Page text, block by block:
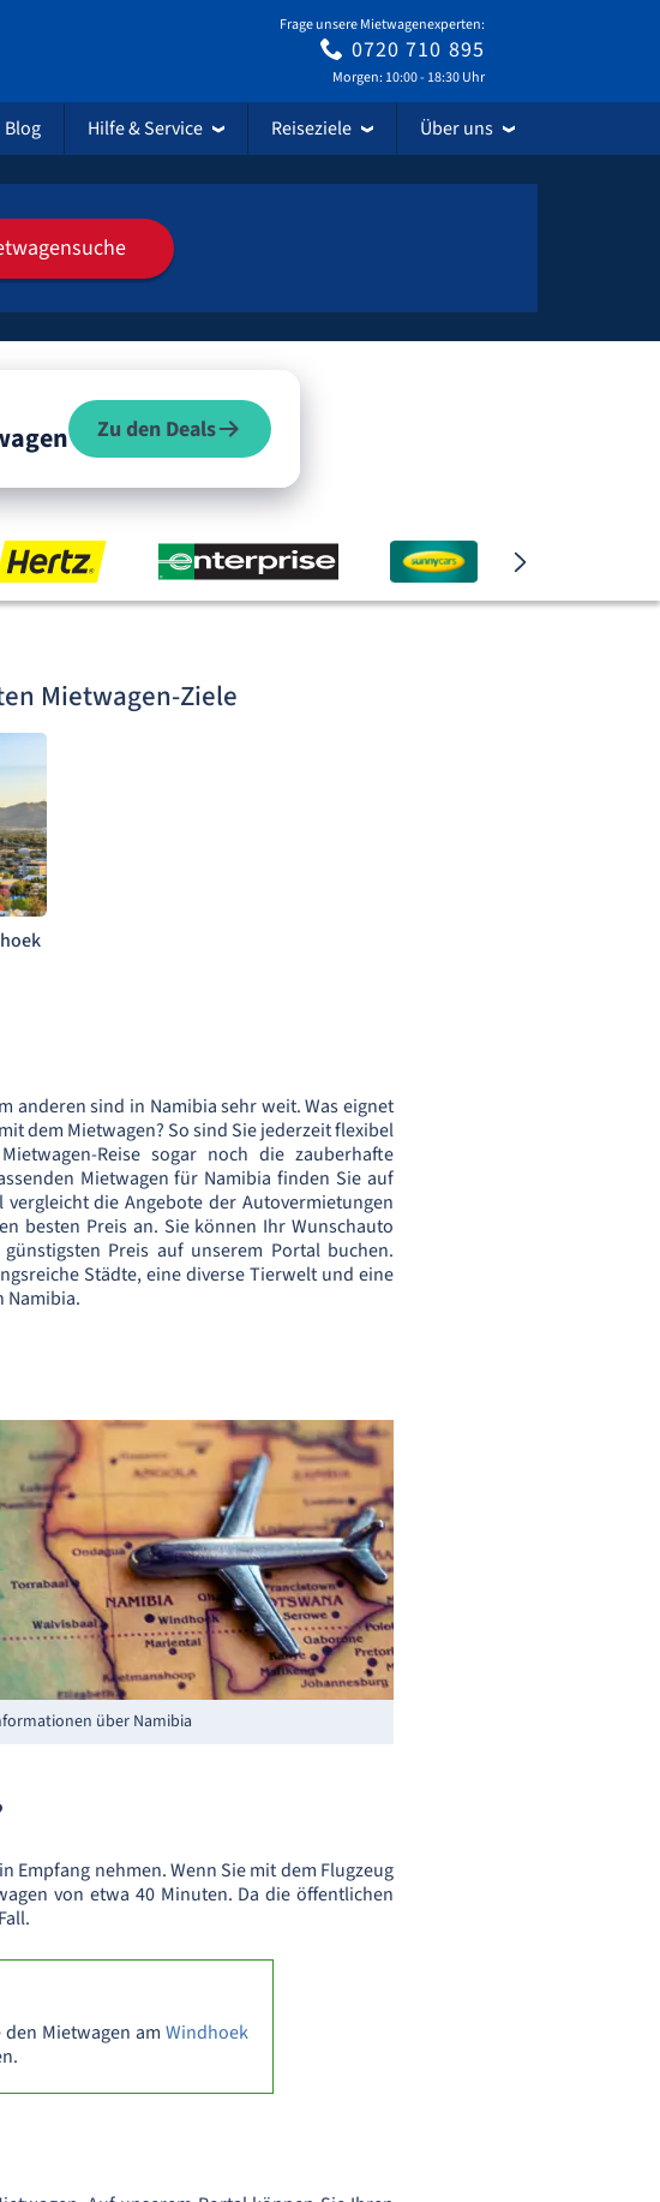
Frage unsere Mietwagenexperten:
0720 710 895
Morgen: 10:00 - 18:30 Uhr
Blog Hilfe & Service Reiseziele Über uns
Zu den Deals
Mietwagen-Ziele
anderen sind in Namibia sehr weit. Was eignet
dem Mietwagen? So sind Sie jederzeit flexibel
Reise sogar noch die zauberhafte
Mietwagen für Namibia finden Sie auf
vergleicht die Angebote der Autovermietungen
besten Preis an. Sie können Ihr Wunschauto
Preis auf unserem Portal buchen.
Städte, eine diverse Tierwelt und eine
Namibia.
über Namibia
Empfang nehmen. Wenn Sie mit dem Flugzeug
von etwa 40 Minuten. Da die öffentlichen
Mietwagen am Windhoek